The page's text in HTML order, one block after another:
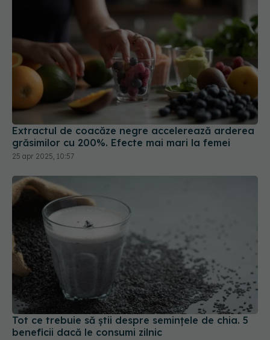
Extractul de coacăze negre accelerează arderea
grăsimilor cu 200%. Efecte mai mari la femei
25 apr 2025, 10:57
Tot ce trebuie să știi despre semințele de chia. 5
beneficii dacă le consumi zilnic